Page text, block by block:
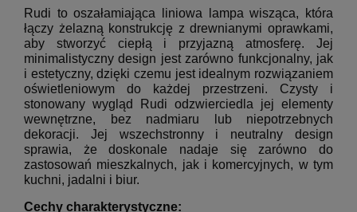
Rudi to oszałamiająca liniowa lampa wisząca, która
łączy żelazną konstrukcję z drewnianymi oprawkami,
aby stworzyć ciepłą i przyjazną atmosferę.
Jej
minimalistyczny design jest zarówno funkcjonalny, jak
i estetyczny, dzięki czemu jest idealnym rozwiązaniem
oświetleniowym do każdej przestrzeni.
Czysty i
stonowany wygląd Rudi odzwierciedla jej elementy
wewnętrzne, bez nadmiaru lub niepotrzebnych
dekoracji.
Jej wszechstronny i neutralny design
sprawia, że doskonale nadaje się zarówno do
zastosowań mieszkalnych, jak i komercyjnych, w tym
kuchni, jadalni i biur.
Cechy charakterystyczne: